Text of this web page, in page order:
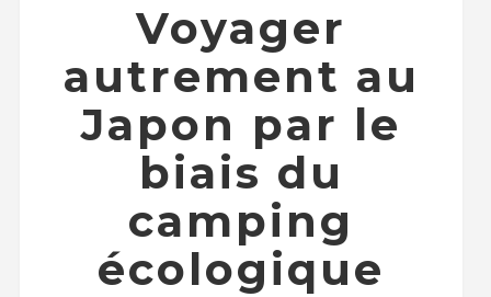
Voyager
autrement au
Japon par le
biais du
camping
écologique